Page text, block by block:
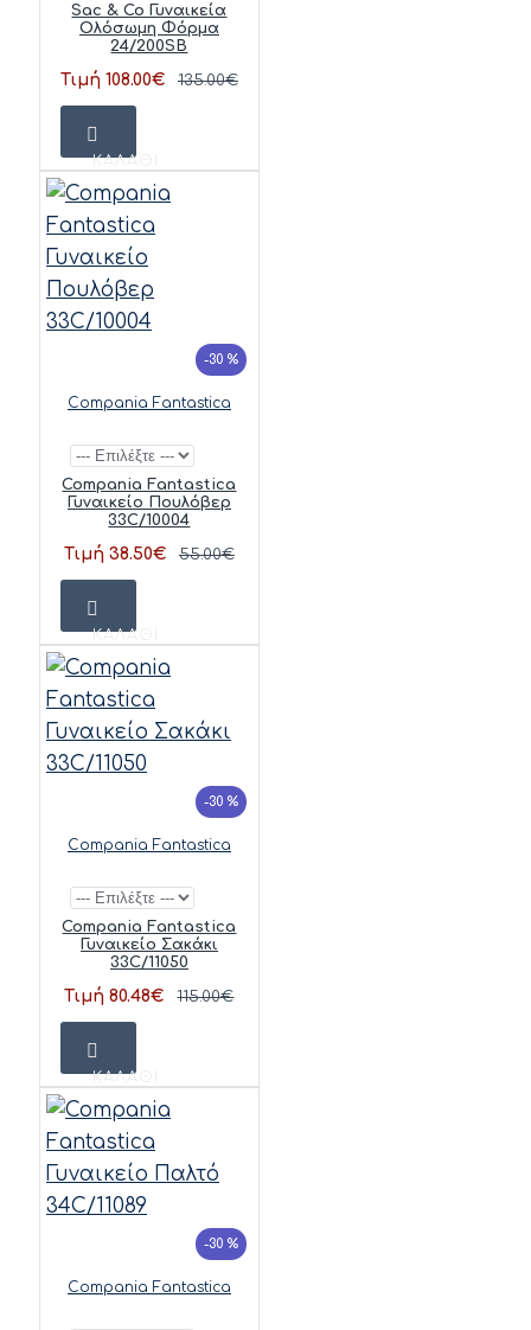
Sac & Co Γυναικεία
Ολόσωμη Φόρμα
24/200SB
Τιμή 108.00€ 135.00€
ΚΑΛΆΘΙ
-30 %
Compania Fantastica
Compania Fantastica
Γυναικείο Πουλόβερ
33C/10004
Τιμή 38.50€ 55.00€
ΚΑΛΆΘΙ
-30 %
Compania Fantastica
Compania Fantastica
Γυναικείο Σακάκι
33C/11050
Τιμή 80.48€ 115.00€
ΚΑΛΆΘΙ
-30 %
Compania Fantastica